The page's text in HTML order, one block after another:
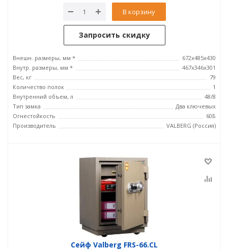
В корзину
Запросить скидку
Внешн. размеры, мм *
672x485x430
Внутр. размеры, мм *
467x346x301
Вес, кг
79
Количество полок
1
Внутренний объем, л
48/8
Тип замка
Два ключевых
Огнестойкость
60Б
Производитель
VALBERG (Россия)
Сейф Valberg FRS-66.CL